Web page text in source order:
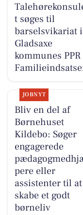
t søges til
barselsvikariat i
Gladsaxe
kommunes
JOBNYT
Bliv en del af
Børnehuset
Kildebo: Søger
engagerede
pere eller
assistenter til at
skabe et godt
børneliv